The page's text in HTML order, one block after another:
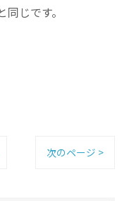
じです。
次のページ >